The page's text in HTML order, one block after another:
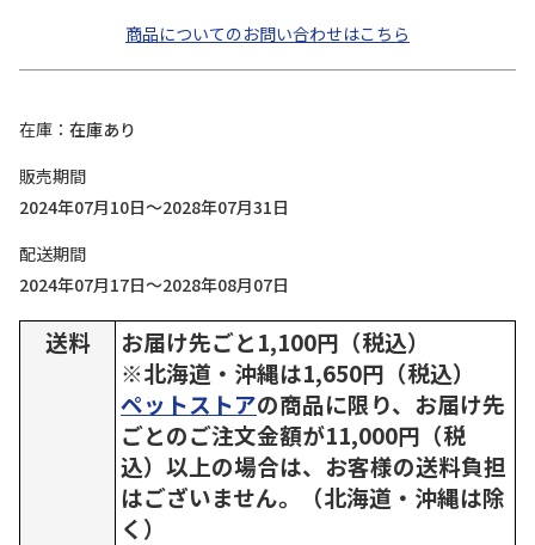
商品についてのお問い合わせはこちら
在庫
在庫あり
販売期間
2024年07月10日～2028年07月31日
配送期間
2024年07月17日～2028年08月07日
送料
お届け先ごと1,100円（税込）
※北海道・沖縄は1,650円（税込）
ペットストアの商品に限り、お届け先
ごとのご注文金額が11,000円（税
込）以上の場合は、お客様の送料負担
はございません。（北海道・沖縄は除
く）